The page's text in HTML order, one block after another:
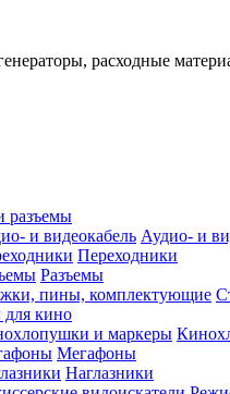
расходные
разъемы
Аудио- и
Переходники
Разъемы
для кино
Мегафоны
Наглазники